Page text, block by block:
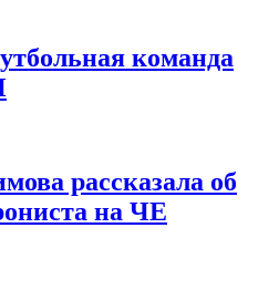
команда
рассказала об
на ЧЕ